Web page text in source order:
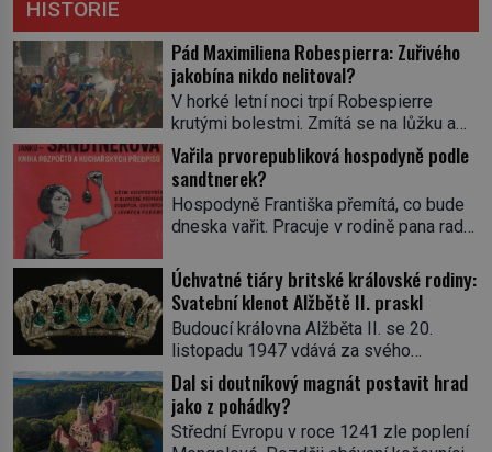
HISTORIE
Pád Maximiliena Robespierra: Zuřivého
jakobína nikdo nelitoval?
V horké letní noci trpí Robespierre
krutými bolestmi. Zmítá se na lůžku a
hlavou mu víří kolotoč myšlenek. Když
se probere z mdlob, vzpomene si na
jednu z pařížských jasnovidek, kterou
před lety navštívil. Prorokovala mu
tragický osud. Tehdy se jí vysmál.
prohlásil o něm jiný významný
francouzský revolucionář, Honoré de
Mirabeau […]
Vařila prvorepubliková hospodyně podle
sandtnerek?
Hospodyně Františka přemítá, co bude
dneska vařit. Pracuje v rodině pana rady
rychle v jedné ze „sandtnerek“.
„Zaplaťpánbůh, že už nemusíme chodit
s lístky,“ povzdechne si směrem ke
služce, kterou má v kuchyni k ruce.
Ještě v prvních letech nové republiky
fungoval kvůli nedostatku zboží
přídělový systém. […]
Úchvatné tiáry britské královské rodiny:
Svatební klenot Alžbětě II. praskl
Budoucí královna Alžběta II. se 20.
listopadu 1947 vdává za svého
vyvoleného Filipa Mountbattena. Aby
měla na obřad ve Westminsteru podle
tradice „něco vypůjčeného“, její matka jí
věnuje jedinečný šperk ze své
Dal si doutníkový magnát postavit hrad
jako z pohádky?
Střední Evropu v roce 1241 zle poplení